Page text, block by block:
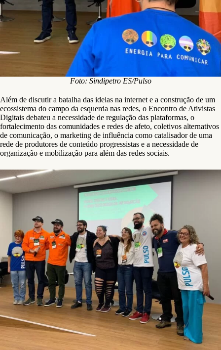
Foto: Sindipetro ES/Pulso
Além de discutir a batalha das ideias na internet e a construção de um
ecossistema do campo da esquerda nas redes, o Encontro de Ativistas
Digitais debateu a necessidade de regulação das plataformas, o
fortalecimento das comunidades e redes de afeto, coletivos alternativos
de comunicação, o marketing de influência como catalisador de uma
rede de produtores de conteúdo progressistas e a necessidade de
organização e mobilização para além das redes sociais.